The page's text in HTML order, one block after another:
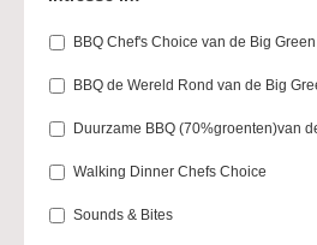
BBQ Chef's Choice van de Big
BBQ de Wereld Rond van de Big
Duurzame BBQ (70%groenten)van
Walking Dinner Chefs Choice
Sounds & Bites